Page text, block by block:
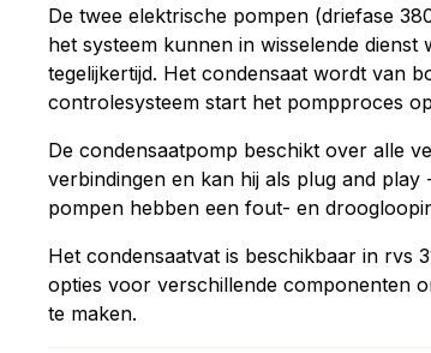
De twee elektrische pompen (driefase
het systeem kunnen in wisselende
tegelijkertijd. Het condensaat wordt van
controlesysteem start het pompproces
De condensaatpomp beschikt over alle
verbindingen en kan hij als plug and play
pompen hebben een fout- en
Het condensaatvat is beschikbaar in rvs
opties voor verschillende componenten
te maken.